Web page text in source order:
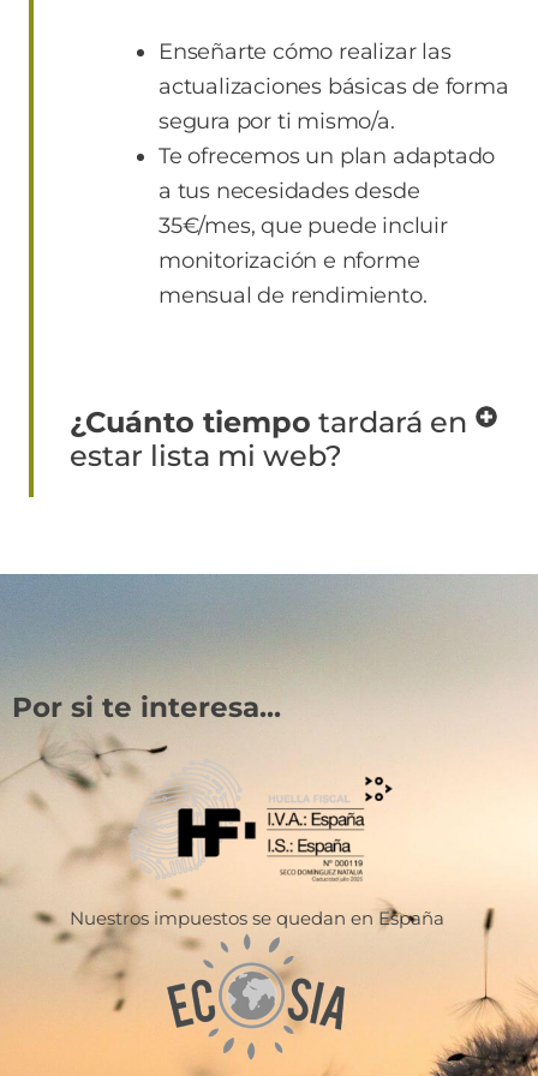
Enseñarte cómo realizar las
actualizaciones básicas de forma
segura por ti mismo/a.
Te ofrecemos un plan adaptado
a tus necesidades desde
35€/mes, que puede incluir
monitorización e nforme
mensual de rendimiento.
¿Cuánto tiempo tardará en
estar lista mi web?
Por si te interesa...
Nuestros impuestos se quedan en España